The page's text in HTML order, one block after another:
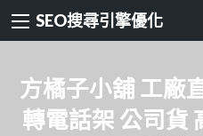
SEO搜尋引擎優化
方橘子小舖 工廠
轉電話架 公司貨